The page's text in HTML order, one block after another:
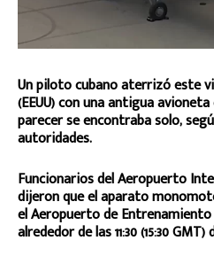
Un piloto cubano aterrizó este
(EEUU) con una antigua
parecer se encontraba solo,
autoridades.
Funcionarios del Aeropuerto
dijeron que el aparato
el Aeropuerto de
alrededor de las 11:30 (15:30